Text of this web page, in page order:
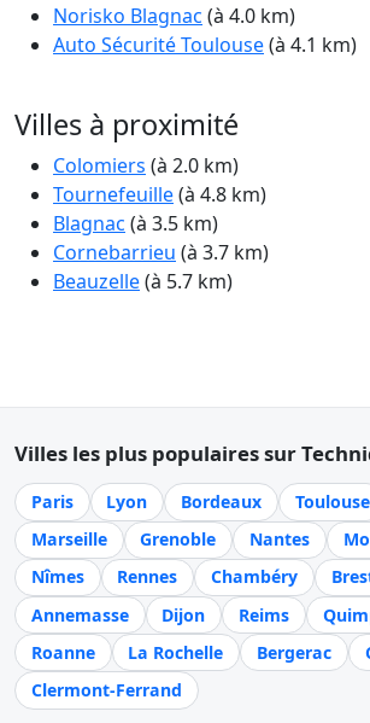
Norisko Blagnac (à 4.0 km)
Auto Sécurité Toulouse(à 4.1 km)
Villes à proximité
Colomiers (à 2.0 km)
Tournefeuille(à 4.8 km)
Blagnac (à 3.5 km)
Cornebarrieu (à 3.7 km)
Beauzelle(à 5.7 km)
Villes les plus populaires sur
Paris Lyon Bordeaux Toulouse
Marseille
Grenoble Nantes
Nîmes
Rennes Chambéry
Annemasse
Dijon Reims
Roanne
La Rochelle Bergerac
Clermont-Ferrand